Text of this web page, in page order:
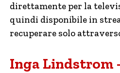
direttamente per la
quindi disponibile in
recuperare solo
Inga Lindstrom